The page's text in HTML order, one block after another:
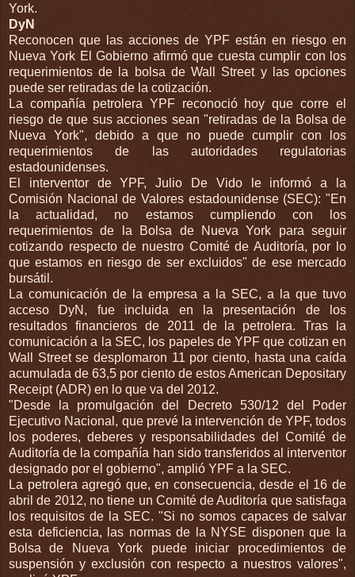
York.
DyN
Reconocen que las acciones de YPF están en riesgo en
Nueva York El Gobierno afirmó que cuesta cumplir con los
requerimientos de la bolsa de Wall Street y las opciones
puede ser retiradas de la cotización.
La compañía petrolera YPF reconoció hoy que corre el
riesgo de que sus acciones sean "retiradas de la Bolsa de
Nueva York", debido a que no puede cumplir con los
requerimientos de las autoridades regulatorias
estadounidenses.
El interventor de YPF, Julio De Vido le informó a la
Comisión Nacional de Valores estadounidense (SEC): "En
la actualidad, no estamos cumpliendo con los
requerimientos de la Bolsa de Nueva York para seguir
cotizando respecto de nuestro Comité de Auditoría, por lo
que estamos en riesgo de ser excluidos" de ese mercado
bursátil.
La comunicación de la empresa a la SEC, a la que tuvo
acceso DyN, fue incluida en la presentación de los
resultados financieros de 2011 de la petrolera. Tras la
comunicación a la SEC, los papeles de YPF que cotizan en
Wall Street se desplomaron 11 por ciento, hasta una caída
acumulada de 63,5 por ciento de estos American Depositary
Receipt (ADR) en lo que va del 2012.
"Desde la promulgación del Decreto 530/12 del Poder
Ejecutivo Nacional, que prevé la intervención de YPF, todos
los poderes, deberes y responsabilidades del Comité de
Auditoría de la compañía han sido transferidos al interventor
designado por el gobierno", amplió YPF a la SEC.
La petrolera agregó que, en consecuencia, desde el 16 de
abril de 2012, no tiene un Comité de Auditoría que satisfaga
los requisitos de la SEC. "Si no somos capaces de salvar
esta deficiencia, las normas de la NYSE disponen que la
Bolsa de Nueva York puede iniciar procedimientos de
suspensión y exclusión con respecto a nuestros valores",